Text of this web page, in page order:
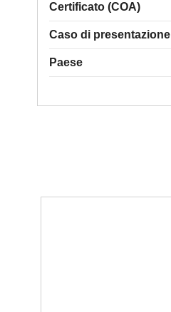
Certificato (COA)
Caso di presentazione
Paese